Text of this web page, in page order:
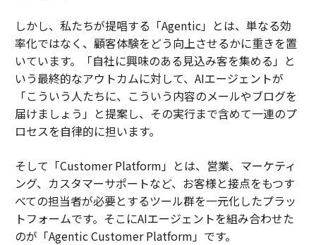
しかし、私たちが提唱する「Agentic」とは、単なる効
率化ではなく、顧客体験をどう向上させるかに重きを置
いています。「自社に興味のある見込み客を集める」と
いう最終的なアウトカムに対して、AIエージェントが
「こういう人たちに、こういう内容のメールやブログを
届けましょう」と提案し、その実行まで含めて一連のプ
ロセスを自律的に担います。
そして「Customer Platform」とは、営業、マーケティ
ング、カスタマーサポートなど、お客様と接点をもつす
べての担当者が必要とするツール群を一元化したプラッ
トフォームです。そこにAIエージェントを組み合わせた
のが「Agentic Customer Platform」です。